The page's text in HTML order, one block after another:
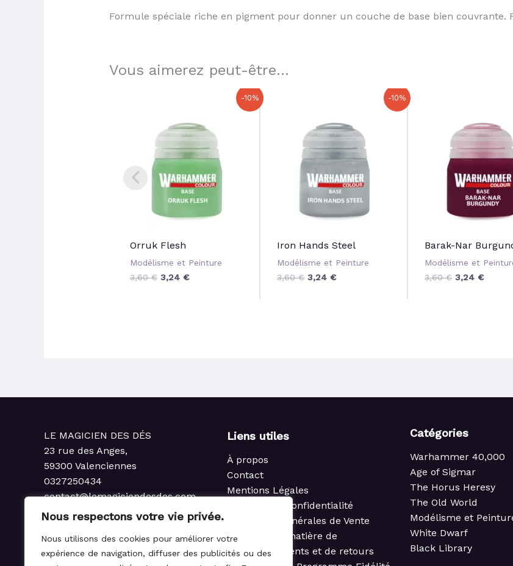
Nous respectons votre vie privée.
Nous utilisons des cookies pour améliorer votre
expérience de navigation, diffuser des publicités ou des
Formule spéciale riche en pigment pour donner un couche de base bien couvrante.
Vous aimerez peut-être...
-10%
Orruk Flesh
Modélisme et Peinture
3,60€
était :
3,60 €.
3,24 €
est :
3,24 €.
-10%
Iron Hands Steel
Modélisme et Peinture
3,60€
était :
3,60 €.
3,24 €
est :
3,24 €.
Barak-Nar
Modélisme et
3,60€
était :
3,60 €.
3,24 €
est :
3,24 €.
LE MAGICIEN DES DÉS
23 rue des Anges,
59300 Valenciennes
0327250434
contact@lemagiciendesdes.com
du Mardi au Samedi
Liens utiles
À propos
Contact
Mentions Légales
Politique de confidentialité
Conditions Générales de Vente
Politique en matière de
remboursements et de retours
Catégories
Warhammer 40,000
Age of Sigmar
The Horus Heresy
The Old World
Modélisme et
White Dwarf
Black Library